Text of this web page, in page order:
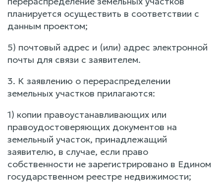
планируется осуществить в соответствии с
данным проектом;
5) почтовый адрес и (или) адрес электронной
почты для связи с заявителем.
3. К заявлению о перераспределении
земельных участков прилагаются:
1) копии правоустанавливающих или
правоудостоверяющих документов на
земельный участок, принадлежащий
заявителю, в случае, если право
собственности не зарегистрировано в Едином
государственном реестре недвижимости;